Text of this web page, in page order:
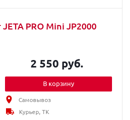
PRO Mini JP2000
2 550 руб.
В корзину
Самовывоз
Курьер, ТК